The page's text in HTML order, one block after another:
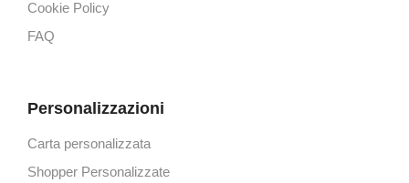
Cookie Policy
FAQ
Personalizzazioni
Carta personalizzata
Shopper Personalizzate